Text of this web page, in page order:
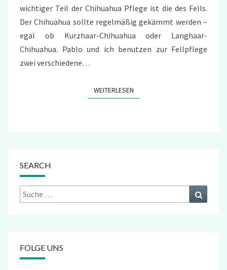
wichtiger Teil der Chihuahua Pflege ist die des Fells.
Der Chihuahua sollte regelmäßig gekämmt werden –
egal ob Kurzhaar-Chihuahua oder Langhaar-
Chihuahua. Pablo und ich benutzen zur Fellpflege
zwei verschiedene…
WEITERLESENWEITERLESEN
SEARCH
Suche
nach:
FOLGE UNS